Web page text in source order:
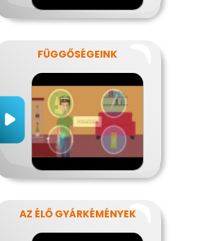
FÜGGŐSÉGEINK
AZ ÉLŐ GYÁRKÉMÉNYEK